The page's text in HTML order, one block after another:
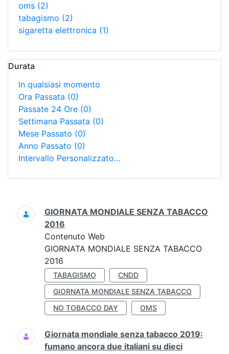
oms (2)
tabagismo (2)
sigaretta elettronica (1)
Durata
In qualsiasi momento
Ora Passata (0)
Passate 24 Ore (0)
Settimana Passata (0)
Mese Passato (0)
Anno Passato (0)
Intervallo Personalizzato…
Ricerca
GIORNATA MONDIALE SENZA TABACCO
2016
Contenuto Web
GIORNATA MONDIALE SENZA TABACCO
2016
TABAGISMO
CNDD
GIORNATA MONDIALE SENZA TABACCO
NO TOBACCO DAY
OMS
Giornata mondiale senza tabacco 2019:
fumano ancora due italiani su dieci